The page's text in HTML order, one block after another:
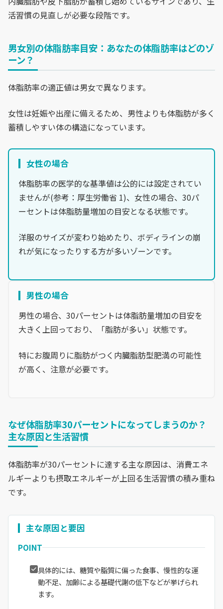
活習慣の見直しが必要な段階です。
男女別の体脂肪率目安：あなたの体脂肪率はどのゾ
ーン？
体脂肪率の適正値は男女で異なります。
女性は妊娠や出産に備えるため、男性よりも体脂肪が多く
蓄積しやすい体の構造になっています。
女性の場合
体脂肪率の医学的な基準値は公的には設定されてい
ませんが(参考：厚生労働省 1)、女性の場合、30パ
ーセントは体脂肪量増加の目安となる状態です。
洋服のサイズが変わり始めたり、ボディラインの崩
れが気になったりする方が多いゾーンです。
男性の場合
男性の場合、30パーセントは体脂肪量増加の目安を
大きく上回っており、「脂肪が多い」状態です。
特にお腹周りに脂肪がつく内臓脂肪型肥満の可能性
が高く、注意が必要です。
なぜ体脂肪率30パーセントになってしまうのか？
主な原因と生活習慣
体脂肪率が30パーセントに達する主な原因は、消費エネ
ルギーよりも摂取エネルギーが上回る生活習慣の積み重ね
です。
主な原因と要因
POINT
具体的には、糖質や脂質に偏った食事、慢性的な運
動不足、加齢による基礎代謝の低下などが挙げられ
ます。